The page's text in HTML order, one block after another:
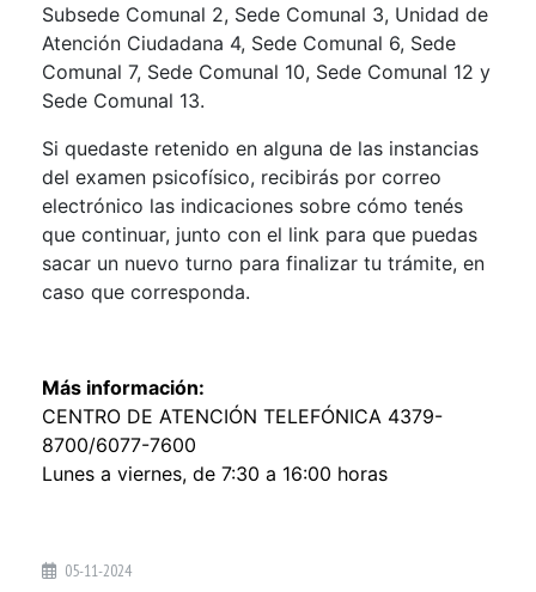
Subsede Comunal 2, Sede Comunal 3, Unidad de
Atención Ciudadana 4, Sede Comunal 6, Sede
Comunal 7, Sede Comunal 10, Sede Comunal 12 y
Sede Comunal 13.
Si quedaste retenido en alguna de las instancias
del examen psicofísico, recibirás por correo
electrónico las indicaciones sobre cómo tenés
que continuar, junto con el link para que puedas
sacar un nuevo turno para finalizar tu trámite, en
caso que corresponda.
Más información:
CENTRO DE ATENCIÓN TELEFÓNICA 4379-
8700/6077-7600
Lunes a viernes, de 7:30 a 16:00 horas
05-11-2024